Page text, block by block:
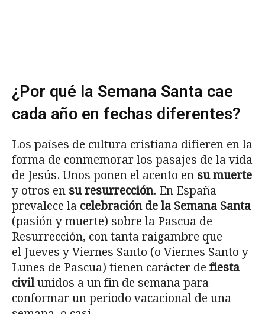
¿Por qué la Semana Santa cae
cada año en fechas diferentes?
Los países de cultura cristiana difieren en la
forma de conmemorar los pasajes de la vida
de Jesús. Unos ponen el acento en su muerte
y otros en su resurrección. En España
prevalece la celebración de la Semana Santa
(pasión y muerte) sobre la Pascua de
Resurrección, con tanta raigambre que
el Jueves y Viernes Santo (o Viernes Santo y
Lunes de Pascua) tienen carácter de fiesta
civilunidos a un fin de semana para
conformar un periodo vacacional de una